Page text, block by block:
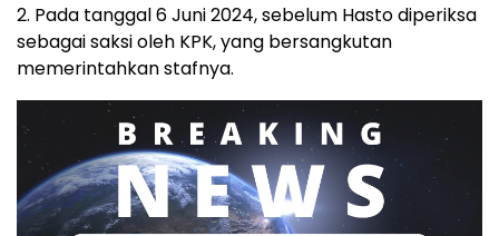
2. Pada tanggal 6 Juni 2024, sebelum Hasto diperiksa
sebagai saksi oleh KPK, yang bersangkutan
memerintahkan stafnya.